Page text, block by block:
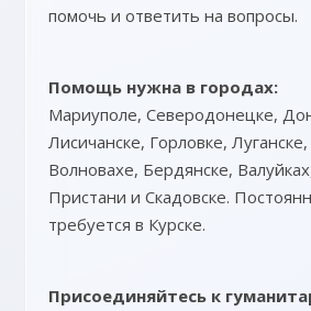
помочь и ответить на вопросы.
Помощь нужна в городах:
Мариуполе, Северодонецке,
Лисичанске, Горловке,
Волновахе, Бердянске,
Пристани и Скадовске.
требуется в Курске.
Присоединяйтесь к